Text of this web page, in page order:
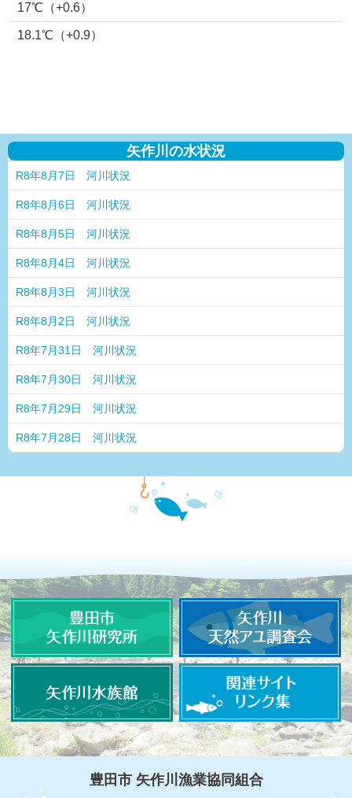
17℃（+0.6）
18.1℃（+0.9）
矢作川の水状況
R8年8月7日 河川状況
R8年8月6日 河川状況
R8年8月5日 河川状況
R8年8月4日 河川状況
R8年8月3日 河川状況
R8年8月2日 河川状況
R8年7月31日 河川状況
R8年7月30日 河川状況
R8年7月29日 河川状況
R8年7月28日 河川状況
豊田市 矢作川漁業協同組合